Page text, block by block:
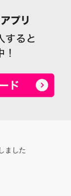
ました